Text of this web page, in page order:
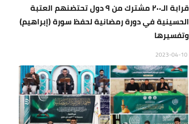
قرابة الـ٢٠٠ مشترك من ٩ دول تحتضنهم العتبة
الحسينية في دورة رمضانية لحفظ سورة (إبراهيم)
وتفسيرها